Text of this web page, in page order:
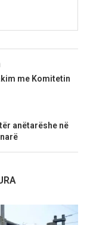
me Komitetin
anëtarëshe në